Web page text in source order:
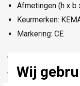
Wij
Afmetingen (h x b
Keurmerken:
Markering: CE
Onderdeel van de
Technische